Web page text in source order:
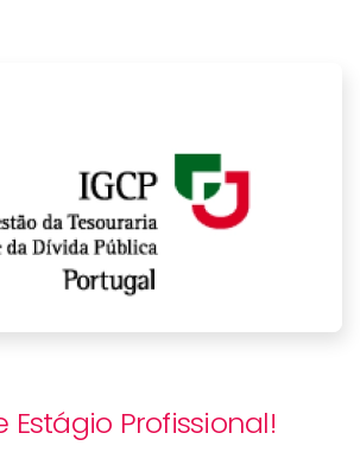
Estágio Profissional!